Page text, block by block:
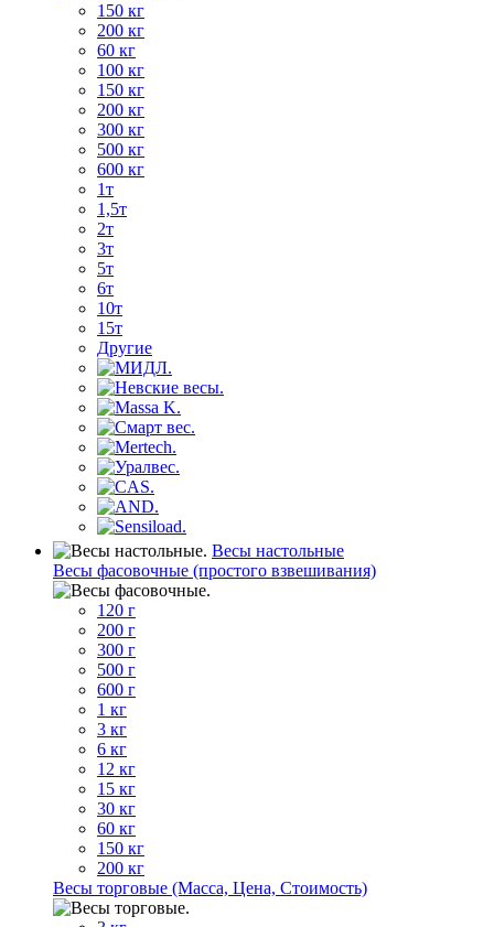
150 кг
200 кг
60 кг
100 кг
150 кг
200 кг
300 кг
500 кг
600 кг
1т
1,5т
2т
3т
5т
6т
10т
15т
Другие
Весы настольные
Весы фасовочные (простого взвешивания)
120 г
200 г
300 г
500 г
600 г
1 кг
3 кг
6 кг
12 кг
15 кг
30 кг
60 кг
150 кг
200 кг
Весы торговые (Масса, Цена, Стоимость)